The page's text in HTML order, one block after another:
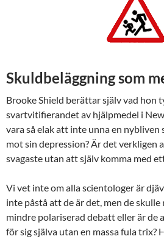
Skuldbeläggning som
Brooke Shield berättar själv vad hon
svartvitifierandet av hjälpmedel i
vara så elak att inte unna en nybliven
mot sin depression? Är det verkligen
svagaste utan att själv komma med
Vi vet inte om alla scientologer är
inte påstå att de är det, men de skulle
mindre polariserad debatt eller är de
för sig själva utan en massa fula trix?